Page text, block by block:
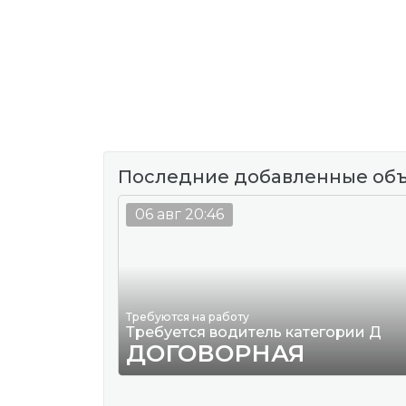
Последние добавленные
Требуются на работу
Требуется водитель категории Д
ДОГОВОРНАЯ
06 авг 20:46